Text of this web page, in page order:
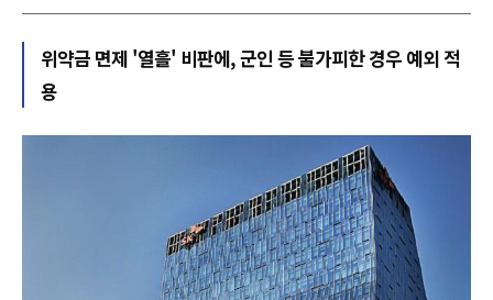
위약금 면제 '열흘' 비판에, 군인 등 불가피한 경우 예외 적
용